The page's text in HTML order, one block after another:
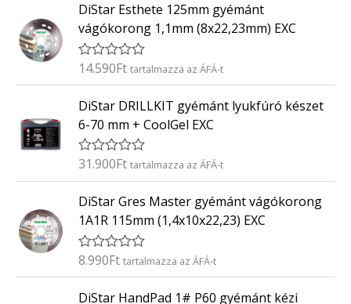
DiStar Esthete 125mm gyémánt
vágókorong 1,1mm (8x22,23mm) EXC
É
é
k
e
l
s
:
/
5
14.590Ft tartalmazza az ÁFÁ-t
DiStar DRILLKIT gyémánt lyukfúró készet
6-70 mm + CoolGel EXC
É
é
k
e
l
é
s
:
/
31.900Ft tartalmazza az ÁFÁ-t
DiStar Gres Master gyémánt vágókorong
1A1R 115mm (1,4x10x22,23) EXC
É
é
8.990Ft tartalmazza az ÁFÁ-t
DiStar HandPad 1# P60 gyémánt kézi